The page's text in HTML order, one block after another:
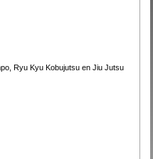
Ryu Kyu Kobujutsu en Jiu Jutsu